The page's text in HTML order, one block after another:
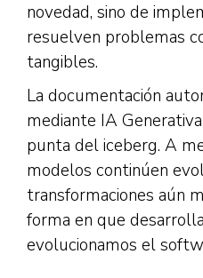
novedad, sino de
resuelven problemas
tangibles.
La documentación
mediante IA
punta del iceberg. A
modelos continúen
transformaciones aún
forma en que
evolucionamos el